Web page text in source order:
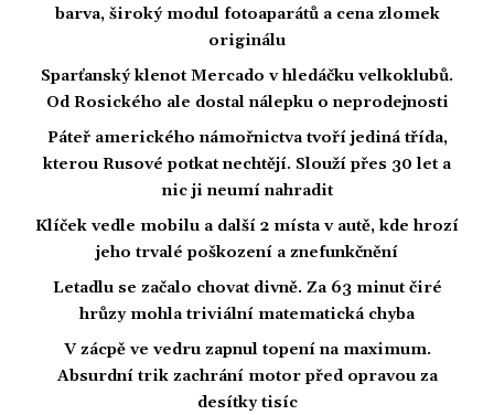
barva, široký modul fotoaparátů a cena zlomek
originálu
Sparťanský klenot Mercado v hledáčku velkoklubů.
Od Rosického ale dostal nálepku o neprodejnosti
Páteř amerického námořnictva tvoří jediná třída,
kterou Rusové potkat nechtějí. Slouží přes 30 let a
nic ji neumí nahradit
Klíček vedle mobilu a další 2 místa v autě, kde hrozí
jeho trvalé poškození a znefunkčnění
Letadlu se začalo chovat divně. Za 63 minut čiré
hrůzy mohla triviální matematická chyba
V zácpě ve vedru zapnul topení na maximum.
Absurdní trik zachrání motor před opravou za
desítky tisíc